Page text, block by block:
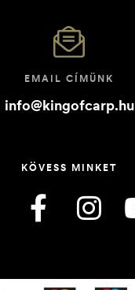
EMAIL CÍMÜNK
info@kingofcarp.hu
KÖVESS MINKET